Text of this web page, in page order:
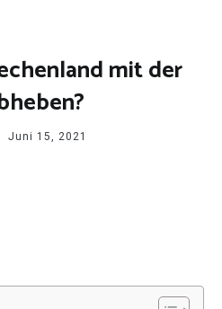
mit der
Juni 15, 2021